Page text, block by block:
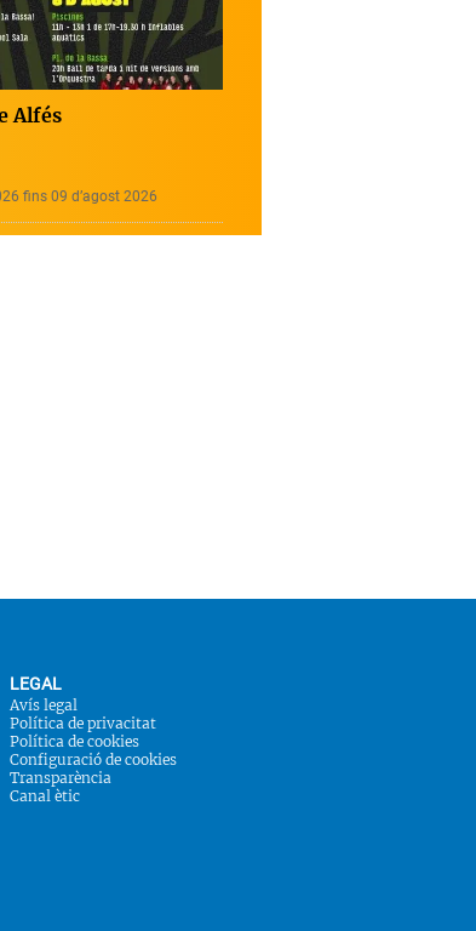
Alfés
fins 09 d’agost 2026
LEGAL
Avís legal
Política de privacitat
Política de cookies
Configuració de cookies
Transparència
Canal ètic